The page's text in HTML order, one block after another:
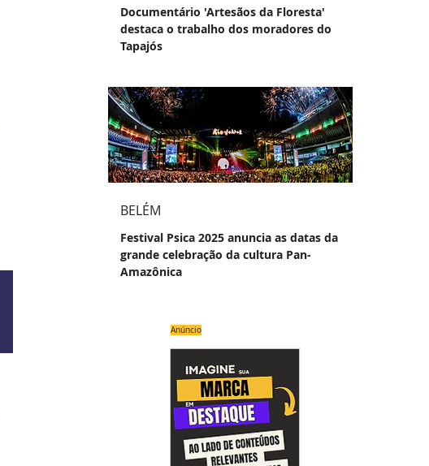
Documentário 'Artesãos da Floresta'
destaca o trabalho dos moradores do
Tapajós
BELÉM
Festival Psica 2025 anuncia as datas da
grande celebração da cultura Pan-
Amazônica
Anúncio